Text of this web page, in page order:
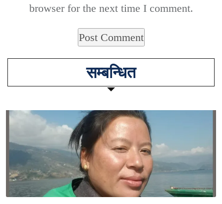
browser for the next time I comment.
सम्बन्धित